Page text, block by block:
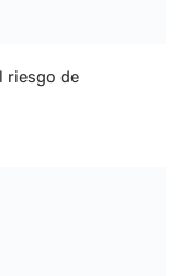
riesgo de